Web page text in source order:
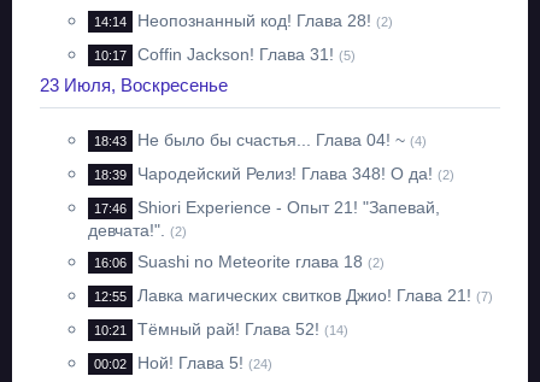
14:14 Неопознанный код! Глава 28! (2)
10:17 Coffin Jackson! Глава 31! (5)
23 Июля, Воскресенье
18:43 Не было бы счастья... Глава 04! ~ (4)
18:39 Чародейский Релиз! Глава 348! О да! (2)
17:46
Shiori Experience - Опыт 21! "Запевай,
девчата!".
(2)
16:06 Suashi no Meteorite глава 18 (2)
12:55 Лавка магических свитков Джио! Глава 21! (7)
10:21 Тёмный рай! Глава 52! (14)
00:02 Ной! Глава 5! (24)